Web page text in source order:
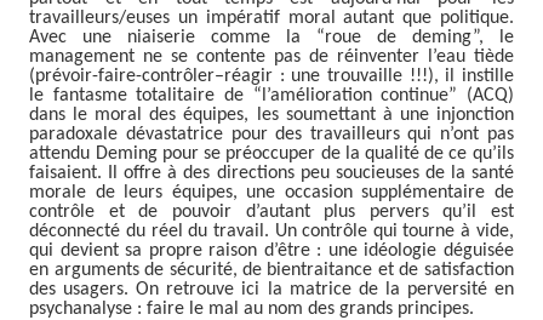
travailleurs/euses un impératif moral autant que politique.
Avec une niaiserie comme la “roue de deming”, le
management ne se contente pas de réinventer l’eau tiède
(prévoir-faire-contrôler–réagir : une trouvaille !!!), il instille
le fantasme totalitaire de “l’amélioration continue” (ACQ)
dans le moral des équipes, les soumettant à une injonction
paradoxale dévastatrice pour des travailleurs qui n’ont pas
attendu Deming pour se préoccuper de la qualité de ce qu’ils
faisaient. Il offre à des directions peu soucieuses de la santé
morale de leurs équipes, une occasion supplémentaire de
contrôle et de pouvoir d’autant plus pervers qu’il est
déconnecté du réel du travail. Un contrôle qui tourne à vide,
qui devient sa propre raison d’être : une idéologie déguisée
en arguments de sécurité, de bientraitance et de satisfaction
des usagers. On retrouve ici la matrice de la perversité en
psychanalyse : faire le mal au nom des grands principes.